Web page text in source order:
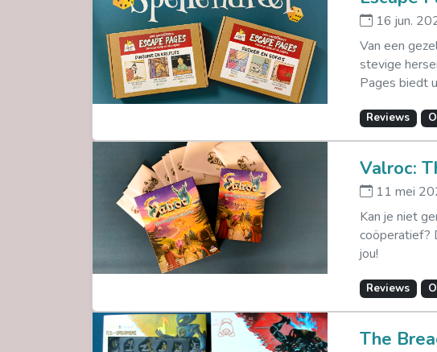
16 jun.
Van een
stevige
Pages biedt
Reviews
Valroc:
11 mei
Kan je niet
coöperatief?
jou!
Reviews
The